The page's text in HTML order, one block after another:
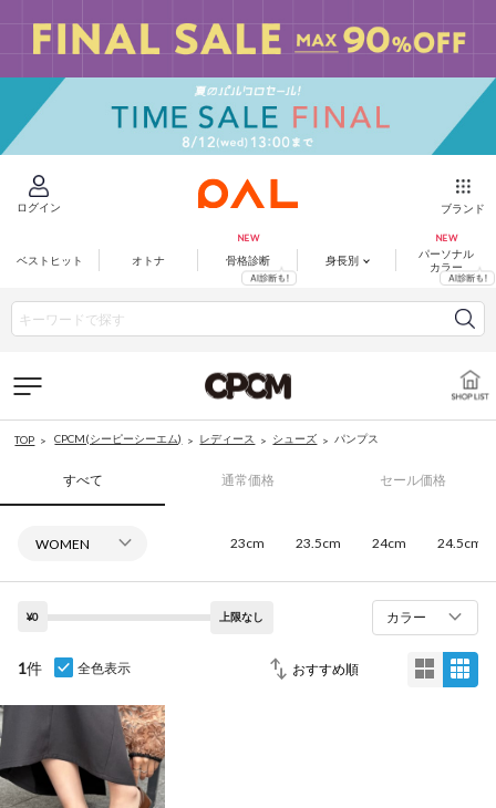
ログイン ブランド
ベストヒット オトナ 骨格診断 身長別
パーソナル
カラー
TOP CPCM(シーピーシーエム) レディース シューズ パンプス
すべて 通常価格 セール価格
23cm 23.5cm 24cm 24.5cm
¥0 上限なし カラー
1件 全色表示